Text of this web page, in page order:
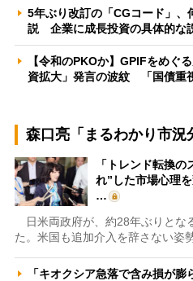
5年ぶり改訂の「CGコード」、
説 企業に成長投資の具体的な
【令和のPKOか】GPIFをめぐ
資拡大」発言の波紋 「国債重
森口亮「まるわかり市況
「トレンド転換
れ”した市場心理
…
日米両政府が、約28年ぶりとな
た。米国も追加介入を辞さない姿
「キオクシア急落で含み損が